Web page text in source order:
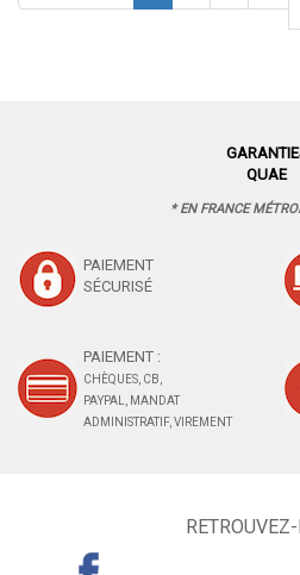
QUAE
* EN FRANCE
PAIEMENT
SÉCURISÉ
PAIEMENT :
CHÈQUES, CB,
PAYPAL, MANDAT
ADMINISTRATIF, VIREMENT